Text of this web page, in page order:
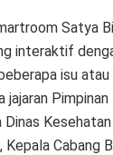
Satya
interaktif
isu
jajaran
Cabang